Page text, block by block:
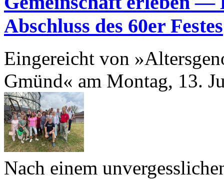
Abschluss des 60er Festes
Eingereicht von
Gmünd« am Montag, 13.
Nach einem